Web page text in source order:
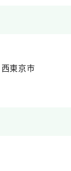
東京市